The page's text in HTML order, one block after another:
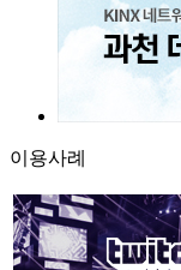
이용사례